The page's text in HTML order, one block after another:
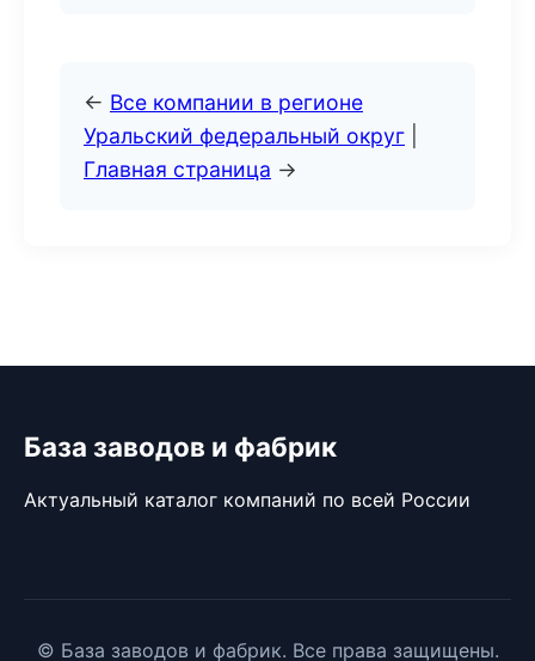
← Все компании в регионе
Уральский федеральный округ
Главная страница →
База заводов и фабрик
Актуальный каталог компаний по всей России
© База заводов и фабрик. Все права защищены.